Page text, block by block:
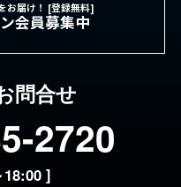
お届け！ [登録無料]
会員募集中
問合せ
2720
]